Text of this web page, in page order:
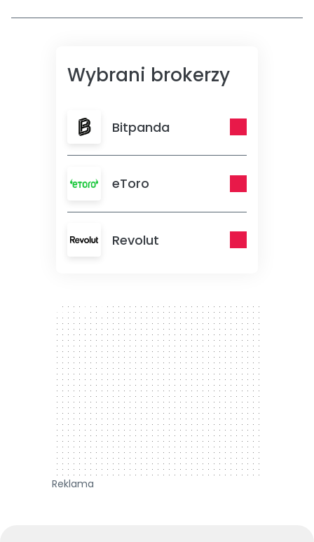
Wybrani brokerzy
Bitpanda
eToro
Revolut
300 x 250
Reklama